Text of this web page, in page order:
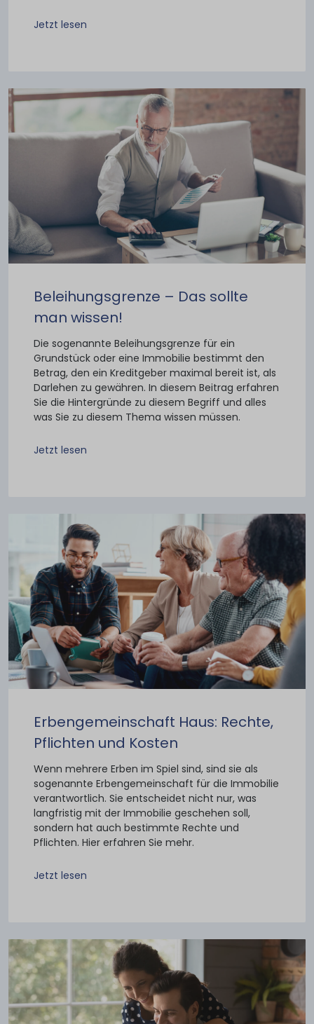
Jetzt lesen
Beleihungsgrenze – Das sollte
man wissen!
Die sogenannte Beleihungsgrenze für ein
Grundstück oder eine Immobilie bestimmt den
Betrag, den ein Kreditgeber maximal bereit ist, als
Darlehen zu gewähren. In diesem Beitrag erfahren
Sie die Hintergründe zu diesem Begriff und alles
was Sie zu diesem Thema wissen müssen.
Jetzt lesen
Erbengemeinschaft Haus: Rechte,
Pflichten und Kosten
Wenn mehrere Erben im Spiel sind, sind sie als
sogenannte Erbengemeinschaft für die Immobilie
verantwortlich. Sie entscheidet nicht nur, was
langfristig mit der Immobilie geschehen soll,
sondern hat auch bestimmte Rechte und
Pflichten. Hier erfahren Sie mehr.
Jetzt lesen